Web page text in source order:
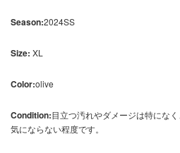
Season:2024SS
Size: XL
Color:olive
Condition:目立つ汚れやダメージは特にな
気にならない程度です。